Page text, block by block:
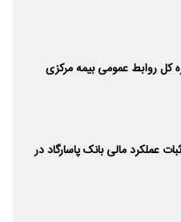
کل روابط عمومی بیمه مرکزی
عملکرد مالی بانک پاسارگاد در